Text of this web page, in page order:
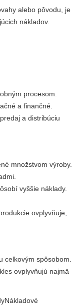
alebo pôvodu, je
nákladov.
procesom.
a finančné.
a distribúciu
množstvom výroby.
vyššie náklady.
ovplyvňuje,
celkovým spôsobom.
ovplyvňujú najmä